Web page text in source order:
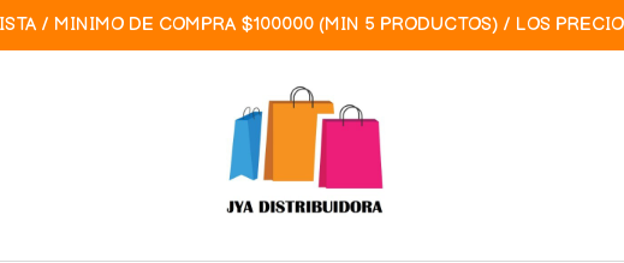
/ MINIMO DE COMPRA $100000 (MIN 5 PRODUCTOS) / LOS